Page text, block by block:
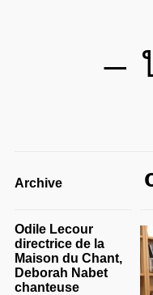
—
Archive
Odile Lecour
directrice de la
Maison du Chant,
Deborah Nabet
chanteuse